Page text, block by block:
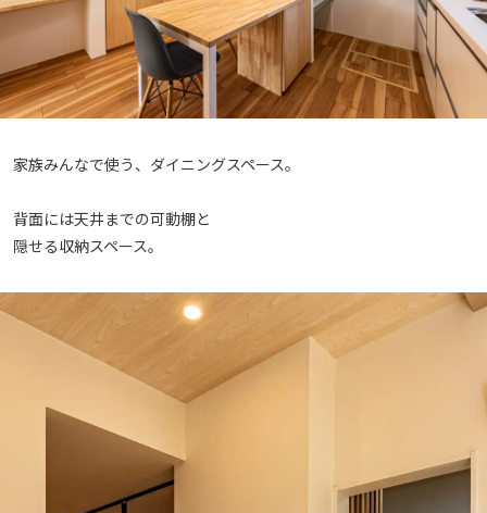
家族みんなで使う、ダイニングスペース。
背面には天井までの可動棚と
隠せる収納スペース。